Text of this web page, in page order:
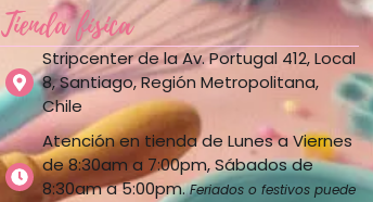
Tienda física
Stripcenter de la Av. Portugal 412, Local
8, Santiago, Región Metropolitana,
Chile
Atención en tienda de Lunes a Viernes
de 8:30am a 7:00pm, Sábados de
8:30am a 5:00pm.Feriados o festivos puede